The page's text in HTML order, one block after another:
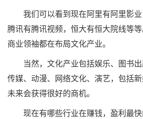
我们可以看到现在阿里有阿里影业
腾讯有腾讯视频，恒大有恒大院线等
商业领袖都在布局文化产业。
当然，文化产业包括娱乐、图书出
传媒、动漫、网络文化、演艺，包括
未来会获得很好的商机。
现在有哪些行业在赚钱，盈利最快